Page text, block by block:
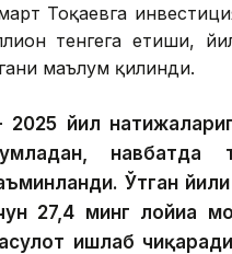
Тоқаевга
тенгега етиши,
маълум қилинди.
йил
навбатда
Ўтган
27,4 минг лойиҳа
ишлаб